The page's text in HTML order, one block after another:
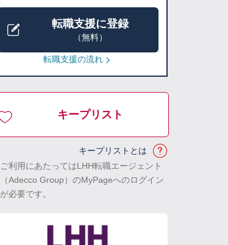
転職支援に登録
（無料）
転職支援の流れ
キープリスト
キープリストとは
ご利用にあたってはLHH転職エージェント
（Adecco Group）のMyPageへのログイン
が必要です。